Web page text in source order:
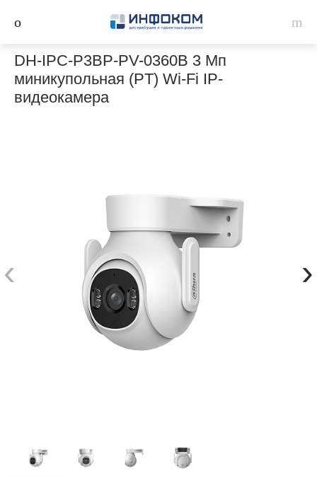
DH-IPC-P3BP-PV-0360B 3 Мп
миникупольная (PT) Wi-Fi IP-
видеокамера
‹ ›